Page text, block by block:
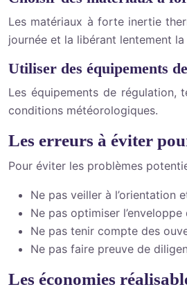
Les matériaux à forte inertie
journée et la libérant lentement la
Utiliser des équipements
Les équipements de
conditions météorologiques.
Les erreurs à éviter
Pour éviter les problèmes
Ne pas veiller à l’orientation
Ne pas optimiser
Ne pas tenir compte des
Ne pas faire preuve de
Les économies